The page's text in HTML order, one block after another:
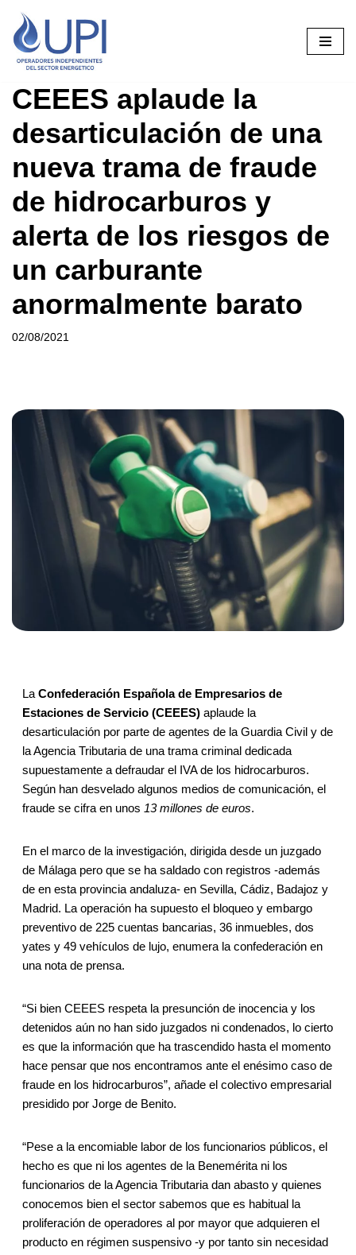
Saltar
al
CEEES aplaude la
desarticulación de una
nueva trama de fraude
de hidrocarburos y
alerta de los riesgos de
un carburante
anormalmente barato
02/08/2021
La Confederación Española de Empresarios de
Estaciones de Servicio (CEEES)aplaude la
desarticulación por parte de agentes de la Guardia Civil y de
la Agencia Tributaria de una trama criminal dedicada
supuestamente a defraudar el IVA de los hidrocarburos.
Según han desvelado algunos medios de comunicación, el
fraude se cifra en unos 13 millones de euros.
En el marco de la investigación, dirigida desde un juzgado
de Málaga pero que se ha saldado con registros -además
de en esta provincia andaluza- en Sevilla, Cádiz, Badajoz y
Madrid. La operación ha supuesto el bloqueo y embargo
preventivo de 225 cuentas bancarias, 36 inmuebles, dos
yates y 49 vehículos de lujo, enumera la confederación en
una nota de prensa.
“Si bien CEEES respeta la presunción de inocencia y los
detenidos aún no han sido juzgados ni condenados, lo cierto
es que la información que ha trascendido hasta el momento
hace pensar que nos encontramos ante el enésimo caso de
fraude en los hidrocarburos”, añade el colectivo empresarial
presidido por Jorge de Benito.
“Pese a la encomiable labor de los funcionarios públicos, el
hecho es que ni los agentes de la Benemérita ni los
funcionarios de la Agencia Tributaria dan abasto y quienes
conocemos bien el sector sabemos que es habitual la
proliferación de operadores al por mayor que adquieren el
producto en régimen suspensivo -y por tanto sin necesidad